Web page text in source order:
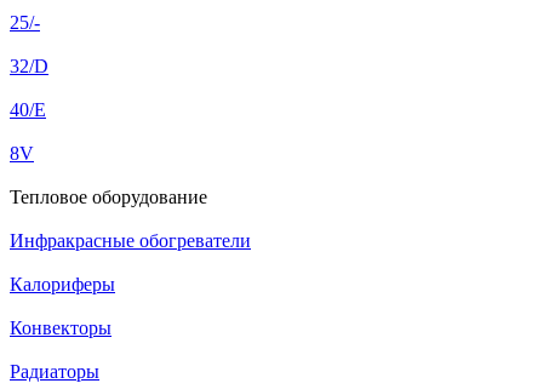
25/-
32/D
40/E
8V
Тепловое оборудование
Инфракрасные обогреватели
Калориферы
Конвекторы
Радиаторы